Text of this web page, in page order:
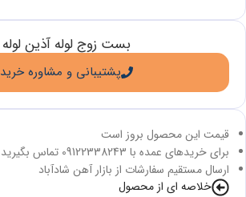
قیمت این محصول بروز است
برای خریدهای عمده با 09122338243 تماس بگیرید
ارسال مستقیم سفارشات از بازار آهن شادآباد
خلاصه ای از محصول
بست زوج لوله آذین لوله
پشتیبانی و مشاوره خرید